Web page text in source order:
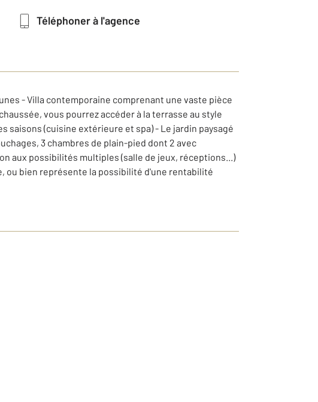
Téléphoner à l'agence
- Villa contemporaine comprenant une vaste pièce
vous pourrez accéder à la terrasse au style
(cuisine extérieure et spa) - Le jardin paysagé
3 chambres de plain-pied dont 2 avec
aux possibilités multiples (salle de jeux, réceptions...)
ou bien représente la possibilité d'une rentabilité